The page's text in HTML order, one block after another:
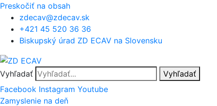
Preskočiť na obsah
zdecav@zdecav.sk
+421 45 520 36 36
Biskupský úrad ZD ECAV na Slovensku
Vyhľadať
Vyhľadať
Facebook Instagram Youtube
Zamyslenie na deň